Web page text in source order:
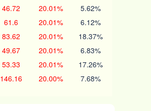
46.72 20.01% 5.62%
61.6 20.01% 6.12%
83.62 20.01% 18.37%
49.67 20.01% 6.83%
53.33 20.01% 17.26%
146.16 20.00% 7.68%